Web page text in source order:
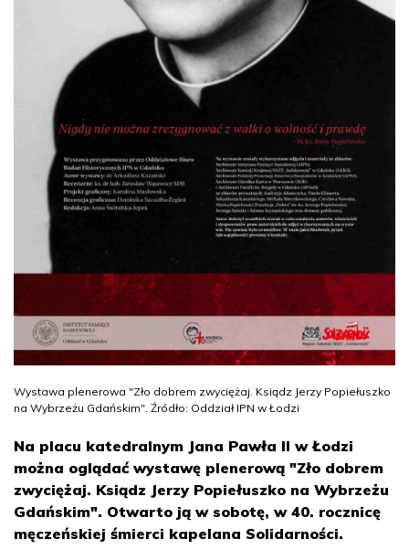
Wystawa plenerowa "Zło dobrem zwyciężaj. Ksiądz Jerzy Popiełuszko
na Wybrzeżu Gdańskim". Źródło: Oddział IPN w Łodzi
Na placu katedralnym Jana Pawła II w Łodzi
można oglądać wystawę plenerową "Zło dobrem
zwyciężaj. Ksiądz Jerzy Popiełuszko na Wybrzeżu
Gdańskim". Otwarto ją w sobotę, w 40. rocznicę
męczeńskiej śmierci kapelana Solidarności.